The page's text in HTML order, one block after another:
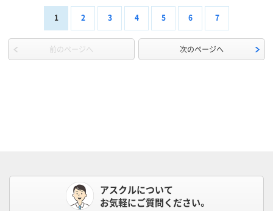
1 2 3 4 5 6 7
前のページへ 次のページへ
アスクルについて
お気軽にご質問ください。